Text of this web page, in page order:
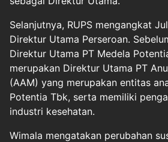
Selanjutnya, RUPS mengangkat
Direktur Utama Perseroan.
Direktur Utama PT Medela
merupakan Direktur Utama PT
(AAM) yang merupakan entitas
Potentia Tbk, serta memiliki
industri kesehatan.
Wimala mengatakan perubahan